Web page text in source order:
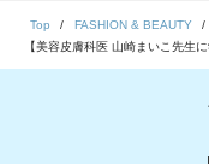
Top FASHION & BEAUTY
【美容皮膚科医 山崎まいこ先生に